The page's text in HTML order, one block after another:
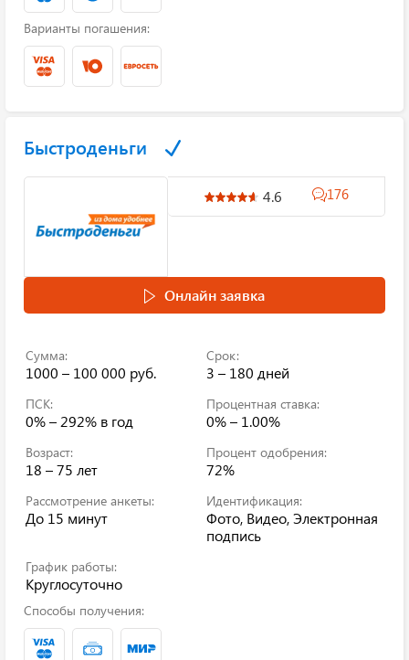
Варианты погашения:
Быстроденьги
4.6 176
Онлайн заявка
Сумма:
1000 – 100 000 руб.
Срок:
3 – 180 дней
ПСК:
0% – 292% в год
Процентная ставка:
0% – 1.00%
Возраст:
18 – 75 лет
Процент одобрения:
72%
Рассмотрение анкеты:
До 15 минут
Идентификация:
Фото, Видео, Электронная
подпись
График работы:
Круглосуточно
Способы получения: